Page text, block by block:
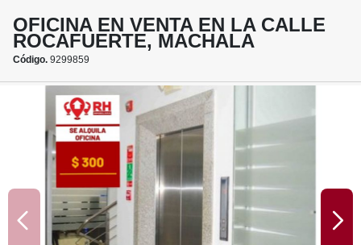
OFICINA EN VENTA EN LA CALLE
ROCAFUERTE, MACHALA
Código. 9299859